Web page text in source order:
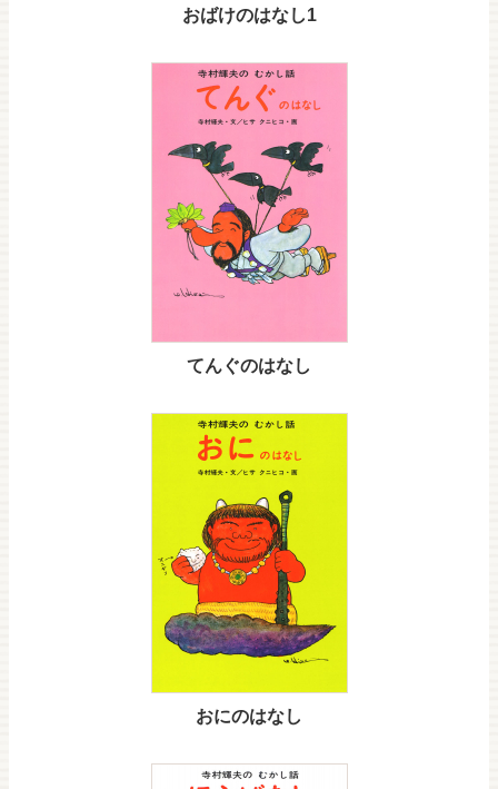
おばけのはなし1
てんぐのはなし
おにのはなし